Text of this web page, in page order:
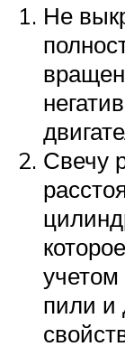
Не
Свечу
пили и